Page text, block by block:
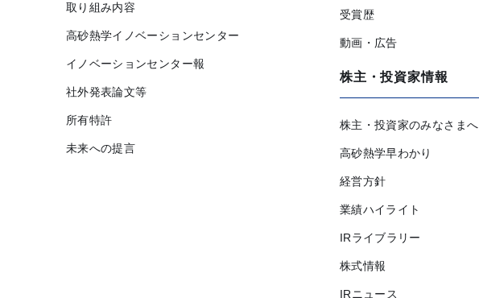
取り組み内容
高砂熱学イノベーションセンター
イノベーションセンター報
社外発表論文等
所有特許
未来への提言
受賞歴
動画・広告
株主・投資家情報
株主・投資家のみなさまへ
高砂熱学早わかり
経営方針
業績ハイライト
IRライブラリー
株式情報
IRニュース